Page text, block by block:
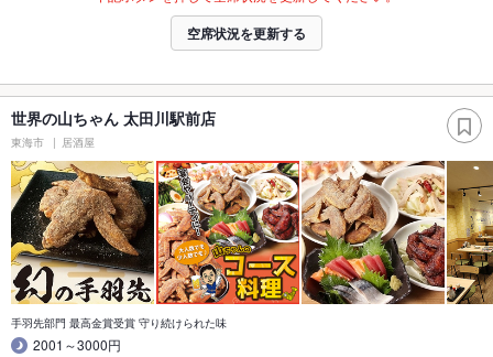
空席状況を更新する
世界の山ちゃん 太田川駅前店
東海市 居酒屋
手羽先部門 最高金賞受賞 守り続けられた味
2001～3000円